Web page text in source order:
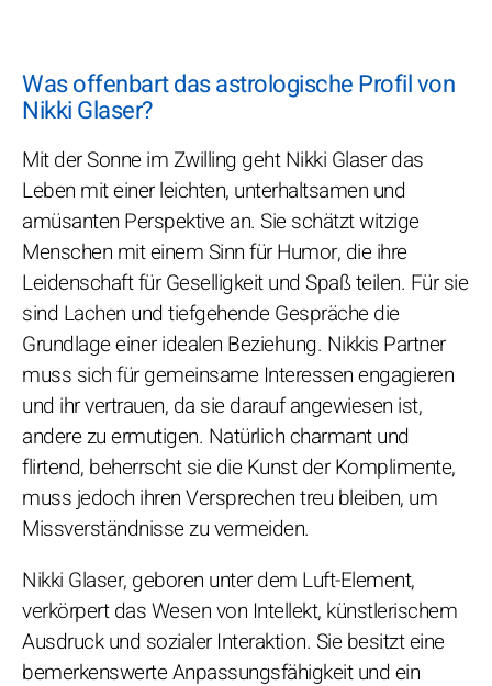
Was offenbart das astrologische Profil von
Nikki Glaser?
Mit der Sonne im Zwilling geht Nikki Glaser das
Leben mit einer leichten, unterhaltsamen und
amüsanten Perspektive an. Sie schätzt witzige
Menschen mit einem Sinn für Humor, die ihre
Leidenschaft für Geselligkeit und Spaß teilen. Für sie
sind Lachen und tiefgehende Gespräche die
Grundlage einer idealen Beziehung. Nikkis Partner
muss sich für gemeinsame Interessen engagieren
und ihr vertrauen, da sie darauf angewiesen ist,
andere zu ermutigen. Natürlich charmant und
flirtend, beherrscht sie die Kunst der Komplimente,
muss jedoch ihren Versprechen treu bleiben, um
Missverständnisse zu vermeiden.
Nikki Glaser, geboren unter dem Luft-Element,
verkörpert das Wesen von Intellekt, künstlerischem
Ausdruck und sozialer Interaktion. Sie besitzt eine
bemerkenswerte Anpassungsfähigkeit und ein